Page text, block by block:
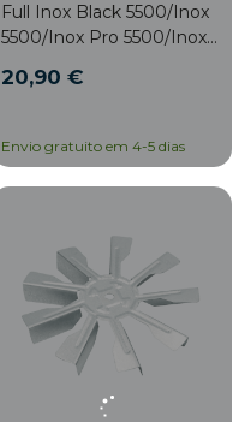
Full Inox Black 5500/Inox
5500/Inox Pro 5500/Inox
Connected/Inox Black
acessórios
20,90 €
Envio gratuito em 4-5 dias